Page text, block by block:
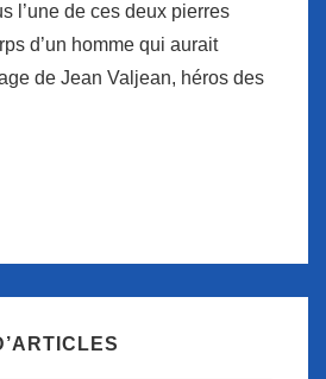
l’une de ces deux pierres
d’un homme qui aurait
de Jean Valjean, héros des